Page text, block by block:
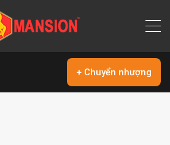
+ Chuyển nhượng